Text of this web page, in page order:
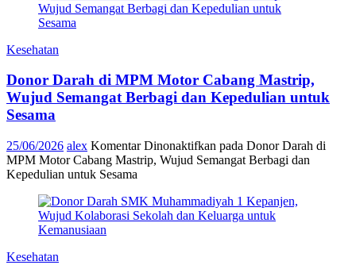
Kesehatan
Donor Darah di MPM Motor Cabang Mastrip,
Wujud Semangat Berbagi dan Kepedulian untuk
Sesama
25/06/2026 alex Komentar Dinonaktifkan pada Donor Darah di
MPM Motor Cabang Mastrip, Wujud Semangat Berbagi dan
Kepedulian untuk Sesama
Kesehatan